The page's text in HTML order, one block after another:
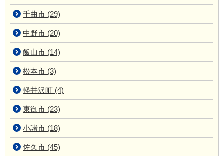
千曲市 (29)
中野市 (20)
飯山市 (14)
松本市 (3)
軽井沢町 (4)
東御市 (23)
小諸市 (18)
佐久市 (45)